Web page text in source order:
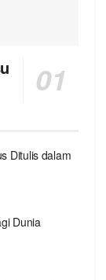
Ditulis dalam
Dunia